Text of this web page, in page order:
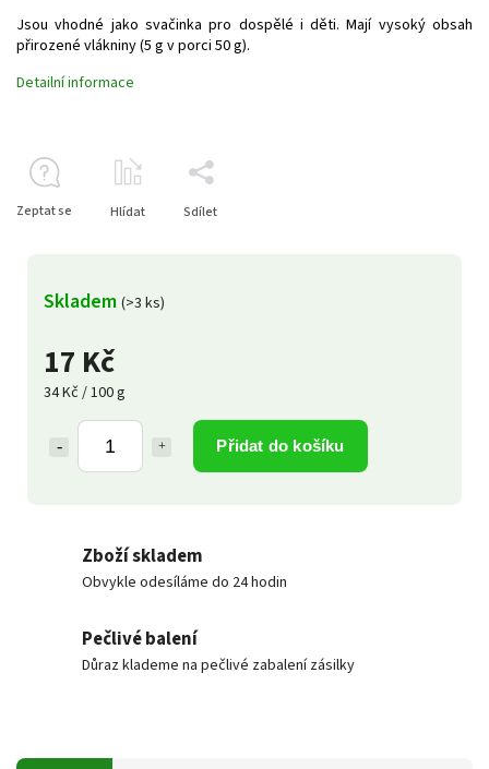
17 Kč
34 Kč / 100 g
Přidat do košíku
Skladem (>3 ks)
Jsou vhodné jako svačinka pro dospělé i děti. Mají vysoký obsah
přirozené vlákniny (5 g v porci 50 g).
Detailní informace
Zeptat se Hlídat Sdílet
Zboží skladem
Obvykle odesíláme do 24 hodin
Pečlivé balení
Důraz klademe na pečlivé zabalení zásilky